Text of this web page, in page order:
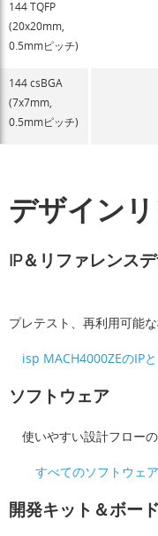
144 TQFP
(20x20mm,
0.5mmピッチ)
144 csBGA
(7x7mm,
0.5mmピッチ)
デザイン
IP＆リファレンス
プレテスト、再利用可能
isp MACH4000ZEのIP
ソフトウェア
使いやすい設計フロー
すべてのソフトウェ
開発キット＆ボード